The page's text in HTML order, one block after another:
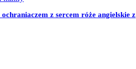
ochraniaczem z sercem róże angielskie z